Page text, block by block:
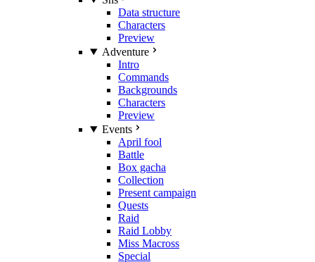
Data structure
Characters
Preview
Adventure
Intro
Commands
Backgrounds
Characters
Preview
Events
April fool
Battle
Box gacha
Collection
Present campaign
Quests
Raid
Raid Lobby
Miss Macross
Special